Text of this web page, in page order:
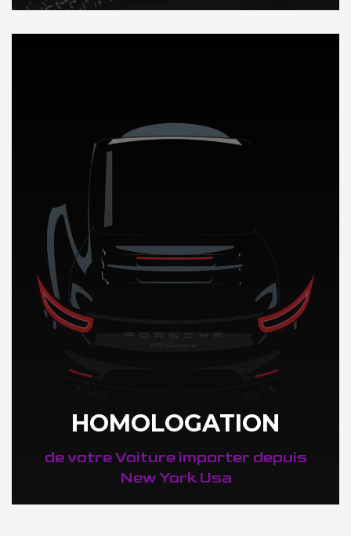
DÉCOUVREZ NOTRE IMPORTATION AUTO a New York Usa
HOMOLOGATION
de votre Voiture importer depuis
New York Usa